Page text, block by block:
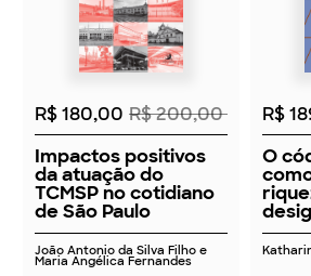
R$ 180,00 R$ 200,00
Impactos positivos
da atuação do
TCMSP no cotidiano
de São Paulo
João Antonio da Silva Filho e
Maria Angélica Fernandes
R$
O